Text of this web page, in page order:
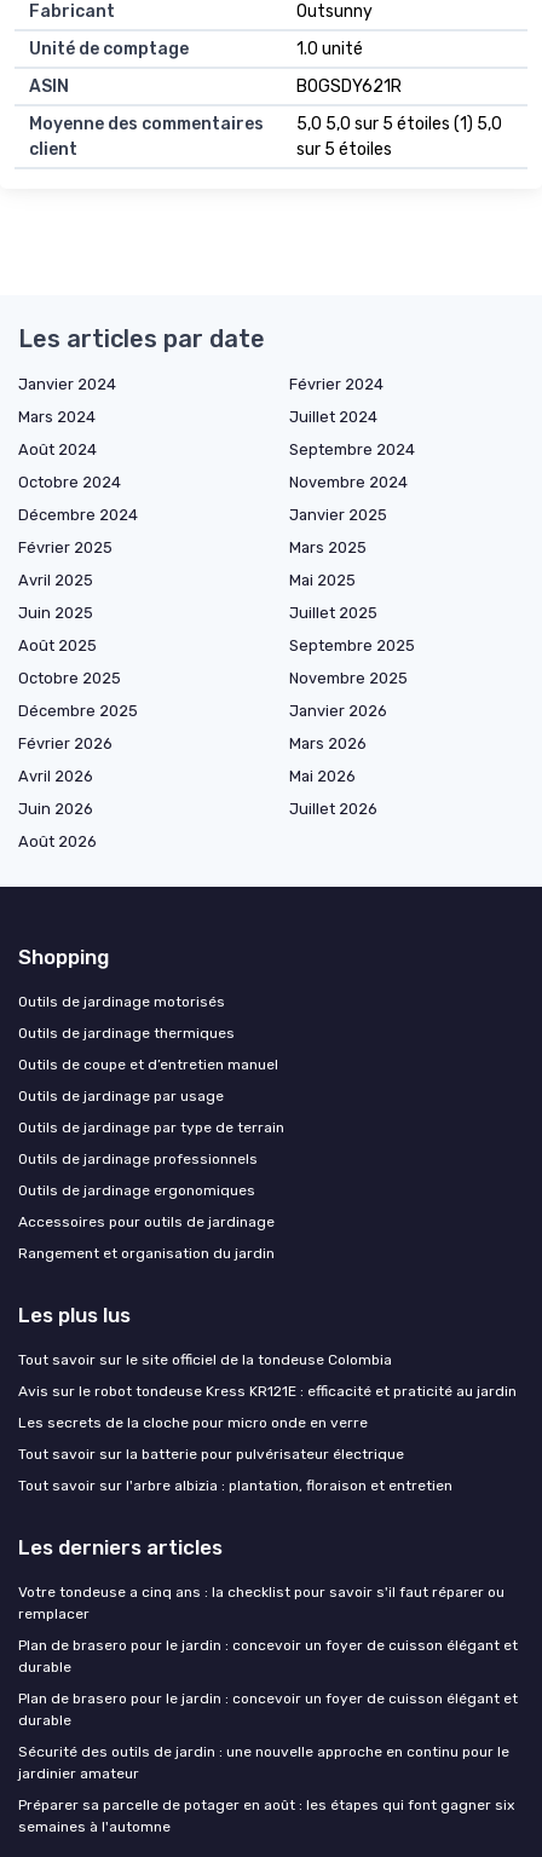
Fabricant
Outsunny
Unité de comptage
1.0 unité
ASIN
B0GSDY621R
Moyenne des commentaires
client
5,0 5,0 sur 5 étoiles (1) 5,0
sur 5 étoiles
Les articles par date
Janvier 2024
Février 2024
Mars 2024
Juillet 2024
Août 2024
Septembre 2024
Octobre 2024
Novembre 2024
Décembre 2024
Janvier 2025
Février 2025
Mars 2025
Avril 2025
Mai 2025
Juin 2025
Juillet 2025
Août 2025
Septembre 2025
Octobre 2025
Novembre 2025
Décembre 2025
Janvier 2026
Février 2026
Mars 2026
Avril 2026
Mai 2026
Juin 2026
Juillet 2026
Août 2026
Shopping
Outils de jardinage motorisés
Outils de jardinage thermiques
Outils de coupe et d’entretien manuel
Outils de jardinage par usage
Outils de jardinage par type de terrain
Outils de jardinage professionnels
Outils de jardinage ergonomiques
Accessoires pour outils de jardinage
Rangement et organisation du jardin
Les plus lus
Tout savoir sur le site officiel de la tondeuse Colombia
Avis sur le robot tondeuse Kress KR121E : efficacité et praticité au jardin
Les secrets de la cloche pour micro onde en verre
Tout savoir sur la batterie pour pulvérisateur électrique
Tout savoir sur l'arbre albizia : plantation, floraison et entretien
Les derniers articles
Votre tondeuse a cinq ans : la checklist pour savoir s'il faut réparer ou
remplacer
Plan de brasero pour le jardin : concevoir un foyer de cuisson élégant et
durable
Plan de brasero pour le jardin : concevoir un foyer de cuisson élégant et
durable
Sécurité des outils de jardin : une nouvelle approche en continu pour le
jardinier amateur
Préparer sa parcelle de potager en août : les étapes qui font gagner six
semaines à l'automne